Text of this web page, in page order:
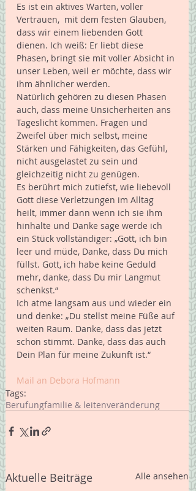
Es ist ein aktives Warten, voller
Vertrauen,  mit dem festen Glauben,
dass wir einem liebenden Gott
dienen. Ich weiß: Er liebt diese
Phasen, bringt sie mit voller Absicht in
unser Leben, weil er möchte, dass wir
ihm ähnlicher werden.
Natürlich gehören zu diesen Phasen
auch, dass meine Unsicherheiten ans
Tageslicht kommen. Fragen und
Zweifel über mich selbst, meine
Stärken und Fähigkeiten, das Gefühl,
nicht ausgelastet zu sein und
gleichzeitig nicht zu genügen.
Es berührt mich zutiefst, wie liebevoll
Gott diese Verletzungen im Alltag
heilt, immer dann wenn ich sie ihm
hinhalte und Danke sage werde ich
ein Stück vollständiger: „Gott, ich bin
leer und müde, Danke, dass Du mich
füllst. Gott, ich habe keine Geduld
mehr, danke, dass Du mir Langmut
schenkst.“
Ich atme langsam aus und wieder ein
und denke: „Du stellst meine Füße auf
weiten Raum. Danke, dass das jetzt
schon stimmt. Danke, dass das auch
Dein Plan für meine Zukunft ist.“
Mail an Debora Hofmann
Tags:
Berufungfamilie & leitenveränderung
Aktuelle Beiträge Alle ansehen